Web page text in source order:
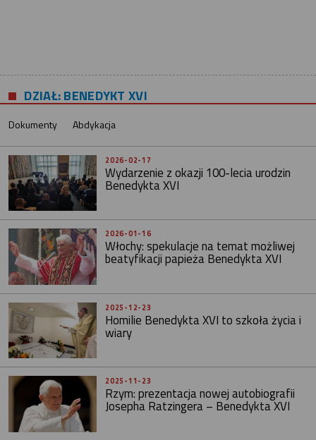
DZIAŁ: BENEDYKT XVI
Dokumenty Abdykacja
2026-02-17
Wydarzenie z okazji 100-lecia urodzin
Benedykta XVI
2026-01-16
Włochy: spekulacje na temat możliwej
beatyfikacji papieża Benedykta XVI
2025-12-23
Homilie Benedykta XVI to szkoła życia i
wiary
2025-11-23
Rzym: prezentacja nowej autobiografii
Josepha Ratzingera – Benedykta XVI